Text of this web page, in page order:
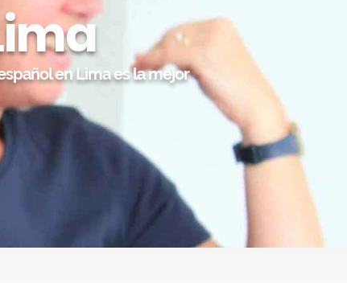
en Lima es la mejor